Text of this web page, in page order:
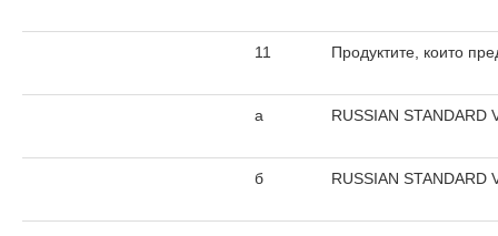
11 Продуктите, които
а RUSSIAN STANDARD
б RUSSIAN STANDARD